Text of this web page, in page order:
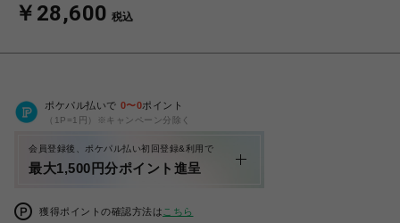
￥28,600 税込
ポケパル払いで 0〜0ポイント
（1P=1円）※キャンペーン分除く
会員登録後、ポケパル払い初回登録&利用で
最大1,500円分ポイント進呈
獲得ポイントの確認方法は こちら